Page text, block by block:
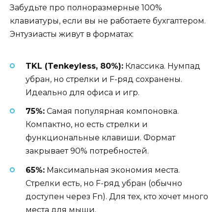
Забудьте про полноразмерные 100%
клавиатуры, если вы не работаете бухгалтером.
Энтузиасты живут в форматах:
TKL (Tenkeyless, 80%): Классика. Нумпад
убран, но стрелки и F-ряд сохранены.
Идеально для офиса и игр.
75%: Самая популярная компоновка.
Компактно, но есть стрелки и
функциональные клавиши. Формат
закрывает 90% потребностей.
65%: Максимальная экономия места.
Стрелки есть, но F-ряд убран (обычно
доступен через Fn). Для тех, кто хочет много
места для мыши.